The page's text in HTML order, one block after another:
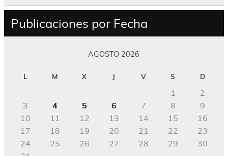
Publicaciones por Fecha
AGOSTO 2026
L M X J V S D
1
2
3
4 5 6 7 8
9
10
11 12 13 14 15
16
17
18 19 20 21 22
23
24
25 26 27 28 29
30